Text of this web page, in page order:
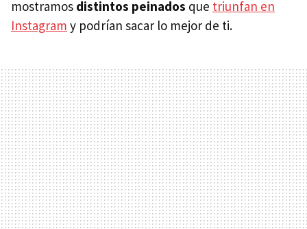
mostramos distintos peinados que triunfan en
Instagram y podrían sacar lo mejor de ti.